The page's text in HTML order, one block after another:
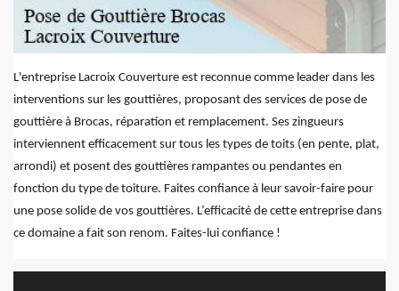
L'entreprise Lacroix Couverture est reconnue comme leader dans les
interventions sur les gouttières, proposant des services de pose de
gouttière à Brocas, réparation et remplacement. Ses zingueurs
interviennent efficacement sur tous les types de toits (en pente, plat,
arrondi) et posent des gouttières rampantes ou pendantes en
fonction du type de toiture. Faites confiance à leur savoir-faire pour
une pose solide de vos gouttières. L’efficacité de cette entreprise dans
ce domaine a fait son renom. Faites-lui confiance !